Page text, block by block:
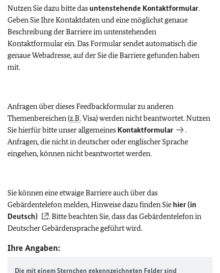
Nutzen Sie dazu bitte das untenstehende Kontaktformular.
Geben Sie Ihre Kontaktdaten und eine möglichst genaue
Beschreibung der Barriere im untenstehenden
Kontaktformular ein. Das Formular sendet automatisch die
genaue Webadresse, auf der Sie die Barriere gefunden haben
mit.
Anfragen über dieses Feedbackformular zu anderen
Themenbereichen (z.B.Visa) werden nicht beantwortet. Nutzen
Sie hierfür bitte unser allgemeines Kontaktformular
.
Anfragen, die nicht in deutscher oder englischer Sprache
eingehen, können nicht beantwortet werden.
Sie können eine etwaige Barriere auch über das
Gebärdentelefon melden, Hinweise dazu finden Sie hier (in
Deutsch)
. Bitte beachten Sie, dass das Gebärdentelefon in
Deutscher Gebärdensprache geführt wird.
Ihre Angaben:
Die mit einem Sternchen gekennzeichneten Felder sind